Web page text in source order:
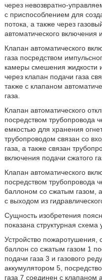
через невозвратно-
с приспособлением для
потока, а также через
автоматического включения
Клапан автоматического
газа посредством
камеры смешения жидкости
через клапан подачи газа
также с клапаном
газа.
Клапан автоматического
посредством трубопровода
емкостью для хранения
трубопроводом связан со
газа, а также связан
включения подачи сжатого
Клапан автоматического
посредством трубопровода
баллоном со сжатым газом,
с выходом из
Сущность изобретения
показана структурная схема
Устройство
баллон со сжатым газом 1
подачи газа 3 и газового
аккумулятором 5,
газа 7 соединен с клапаном